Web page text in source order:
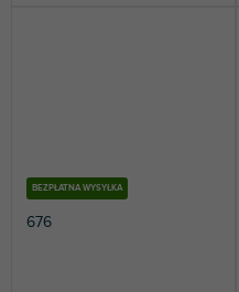
BEZPŁATNA WYSYŁKA
676